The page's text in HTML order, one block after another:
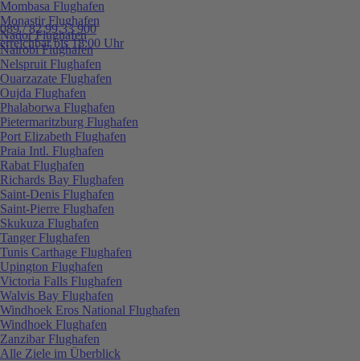
089 / 82 99 33 900
erreichbar bis 18:00 Uhr
Mombasa Flughafen
Monastir Flughafen
Nador Flughafen
Nairobi Flughafen
Nelspruit Flughafen
Ouarzazate Flughafen
Oujda Flughafen
Phalaborwa Flughafen
Pietermaritzburg Flughafen
Port Elizabeth Flughafen
Praia Intl. Flughafen
Rabat Flughafen
Richards Bay Flughafen
Saint-Denis Flughafen
Saint-Pierre Flughafen
Skukuza Flughafen
Tanger Flughafen
Tunis Carthage Flughafen
Upington Flughafen
Victoria Falls Flughafen
Walvis Bay Flughafen
Windhoek Eros National Flughafen
Windhoek Flughafen
Zanzibar Flughafen
Alle Ziele im Überblick